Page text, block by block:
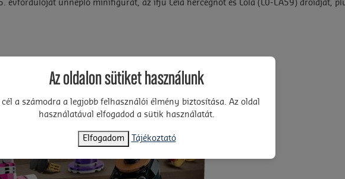
évfordulóját ünneplő minifigurát, az ifjú Leia hercegnőt és Lola (L0-LA59) droidját,
Az oldalon sütiket használunk
cél a számodra a legjobb felhasználói élmény biztosítása. Az oldal
használatával elfogadod a sütik használatát.
Elfogadom Tájékoztató